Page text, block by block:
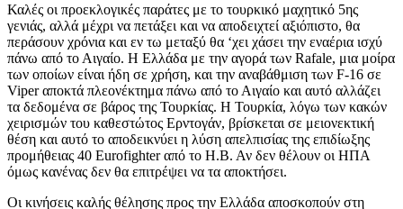
Καλές οι προεκλογικές παράτες με το τουρκικό μαχητικό 5ης
γενιάς, αλλά μέχρι να πετάξει και να αποδειχτεί αξιόπιστο, θα
περάσουν χρόνια και εν τω μεταξύ θα ‘χει χάσει την εναέρια ισχύ
πάνω από το Αιγαίο. Η Ελλάδα με την αγορά των Rafale, μια μοίρα
των οποίων είναι ήδη σε χρήση, και την αναβάθμιση των F-16 σε
Viper αποκτά πλεονέκτημα πάνω από το Αιγαίο και αυτό αλλάζει
τα δεδομένα σε βάρος της Τουρκίας. Η Τουρκία, λόγω των κακών
χειρισμών του καθεστώτος Ερντογάν, βρίσκεται σε μειονεκτική
θέση και αυτό το αποδεικνύει η λύση απελπισίας της επιδίωξης
προμήθειας 40 Eurofighter από το Η.Β. Αν δεν θέλουν οι ΗΠΑ
όμως κανένας δεν θα επιτρέψει να τα αποκτήσει.
Οι κινήσεις καλής θέλησης προς την Ελλάδα αποσκοπούν στη